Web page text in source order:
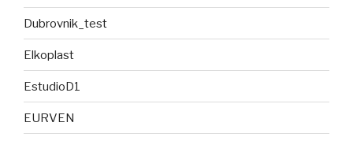
Dubrovnik_test
Elkoplast
EstudioD1
EURVEN